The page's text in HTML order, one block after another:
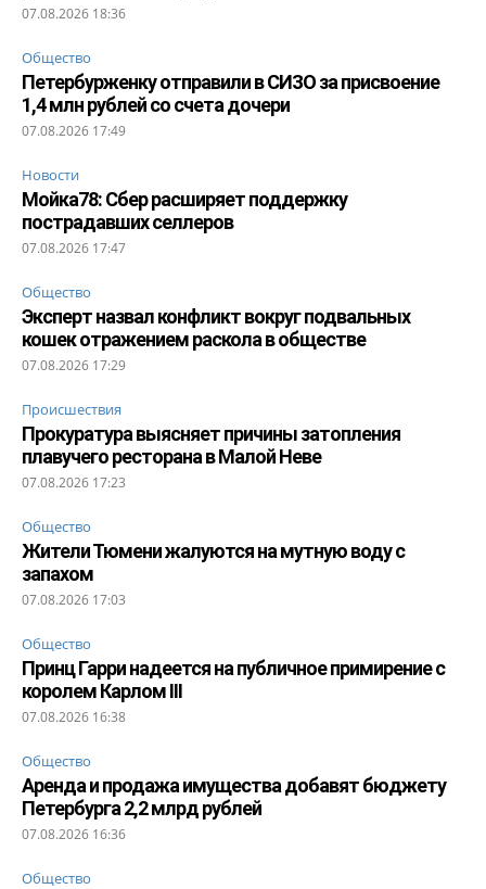
07.08.2026 18:36
Общество
Петербурженку отправили в СИЗО за присвоение
1,4 млн рублей со счета дочери
07.08.2026 17:49
Новости
Мойка78: Сбер расширяет поддержку
пострадавших селлеров
07.08.2026 17:47
Общество
Эксперт назвал конфликт вокруг подвальных
кошек отражением раскола в обществе
07.08.2026 17:29
Происшествия
Прокуратура выясняет причины затопления
плавучего ресторана в Малой Неве
07.08.2026 17:23
Общество
Жители Тюмени жалуются на мутную воду с
запахом
07.08.2026 17:03
Общество
Принц Гарри надеется на публичное примирение с
королем Карлом III
07.08.2026 16:38
Общество
Аренда и продажа имущества добавят бюджету
Петербурга 2,2 млрд рублей
07.08.2026 16:36
Общество